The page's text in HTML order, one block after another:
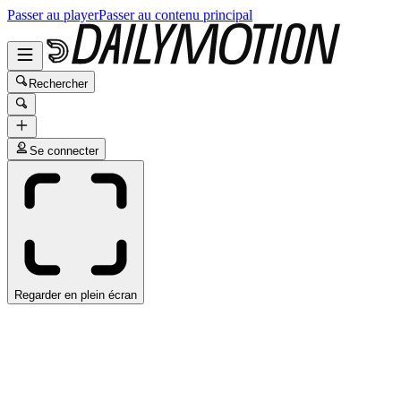
Passer au playerPasser au contenu principal
Rechercher
Se connecter
Regarder en plein écran